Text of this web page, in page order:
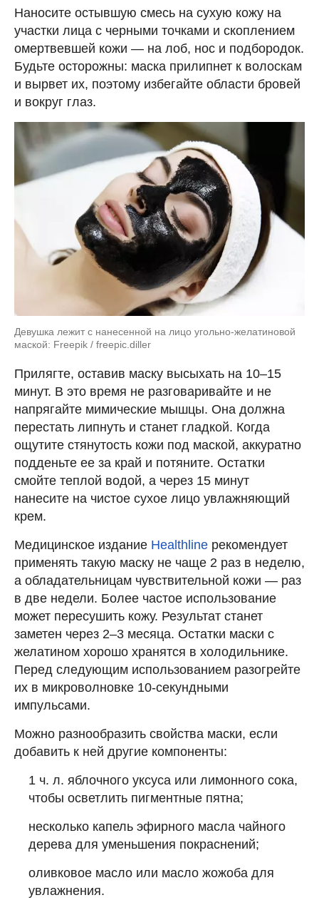
Наносите остывшую смесь на сухую кожу на
участки лица с черными точками и скоплением
омертвевшей кожи — на лоб, нос и подбородок.
Будьте осторожны: маска прилипнет к волоскам
и вырвет их, поэтому избегайте области бровей
и вокруг глаз.
Девушка лежит с нанесенной на лицо угольно-желатиновой
маской: Freepik / freepic.diller
Прилягте, оставив маску высыхать на 10–15
минут. В это время не разговаривайте и не
напрягайте мимические мышцы. Она должна
перестать липнуть и станет гладкой. Когда
ощутите стянутость кожи под маской, аккуратно
подденьте ее за край и потяните. Остатки
смойте теплой водой, а через 15 минут
нанесите на чистое сухое лицо увлажняющий
крем.
Медицинское издание Healthline рекомендует
применять такую маску не чаще 2 раз в неделю,
а обладательницам чувствительной кожи — раз
в две недели. Более частое использование
может пересушить кожу. Результат станет
заметен через 2–3 месяца. Остатки маски с
желатином хорошо хранятся в холодильнике.
Перед следующим использованием разогрейте
их в микроволновке 10-секундными
импульсами.
Можно разнообразить свойства маски, если
добавить к ней другие компоненты:
1 ч. л. яблочного уксуса или лимонного сока,
чтобы осветлить пигментные пятна;
несколько капель эфирного масла чайного
дерева для уменьшения покраснений;
оливковое масло или масло жожоба для
увлажнения.